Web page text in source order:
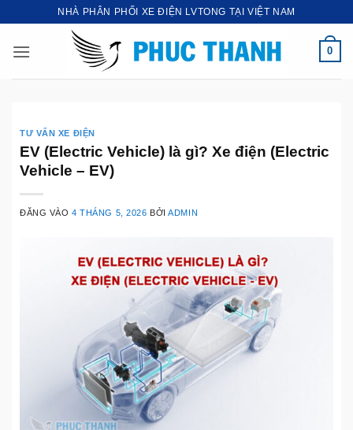
nội
NHÀ PHÂN PHỐI XE ĐIỆN LVTONG TẠI VIỆT NAM
0
TƯ VẤN XE ĐIỆN
EV (Electric Vehicle) là gì? Xe điện (Electric
Vehicle – EV)
ĐĂNG VÀO4 THÁNG 5, 2026 BỞIADMIN